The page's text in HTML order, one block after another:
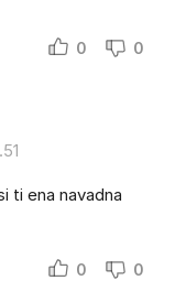
0 0
ti ena navadna
0 0